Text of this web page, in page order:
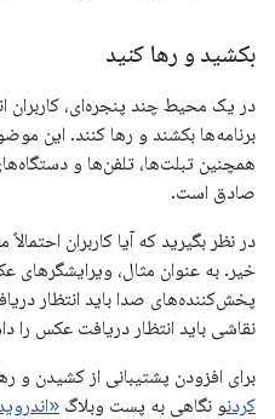
بکشید و رها کنید
در یک محیط چند پنجره‌ای، کاربران
برنامه‌ها بکشند و رها کنند. این
همچنین تبلت‌ها، تلفن‌ها و
صادق است.
در نظر بگیرید که آیا کاربران
خیر. به عنوان مثال، ویرایشگرهای
پخش‌کننده‌های صدا باید انتظار
نقاشی باید انتظار دریافت عکس را
برای افزودن پشتیبانی از کشیدن و
کردنو نگاهی به پست وبلاگ